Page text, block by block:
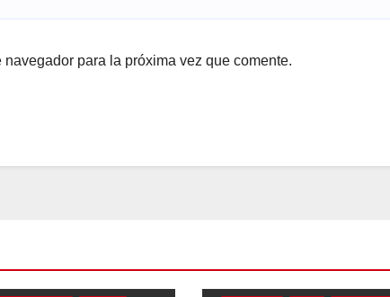
para la próxima vez que comente.